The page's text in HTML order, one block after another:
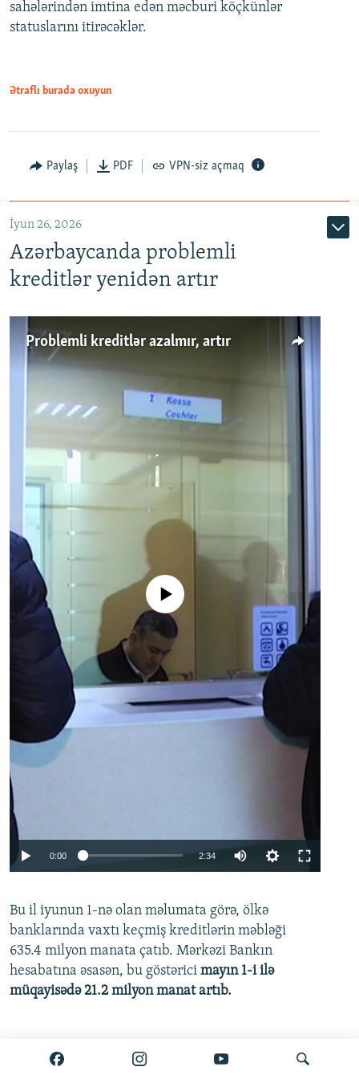
Auto 240p 360p 480p
720p 1080p
sahələrindən imtina edən məcburi köçkünlər
statuslarını itirəcəklər.
Ətraflı burada oxuyun
Paylaş PDF VPN-siz açmaq
İyun 26, 2026
Azərbaycanda problemli
kreditlər yenidən artır
Problemli kreditlər azalmır, artır
No media source currently available
0:00 2:34
360p
480p
720p
Bu il iyunun 1-nə olan məlumata görə, ölkə
banklarında vaxtı keçmiş kreditlərin məbləği
635.4 milyon manata çatıb. Mərkəzi Bankın
hesabatına əsasən, bu göstərici mayın 1-i ilə
müqayisədə 21.2 milyon manat artıb.
Ətraflı burada oxuyun